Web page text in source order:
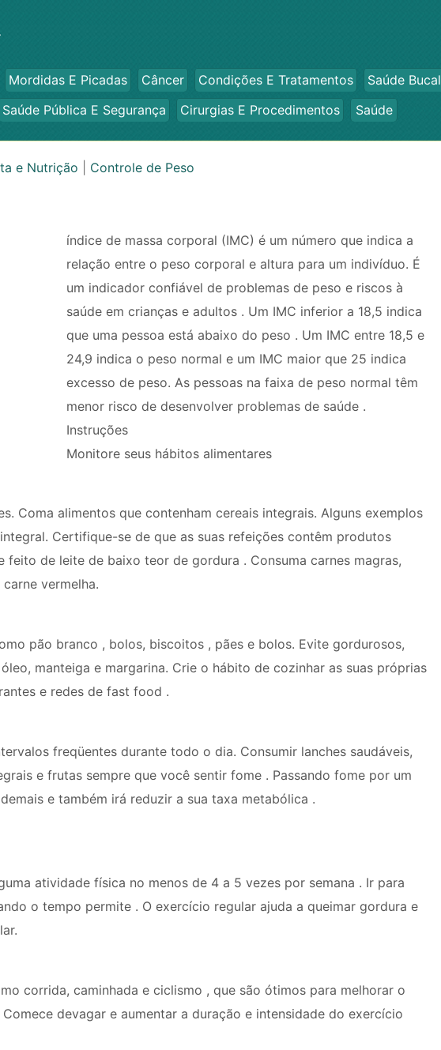
Mordidas E Picadas Câncer Condições E Tratamentos Saúde Bucal
Saúde Pública E Segurança Cirurgias E Procedimentos Saúde
e Nutrição Controle de Peso
índice de massa corporal (IMC) é um número que indica a
relação entre o peso corporal e altura para um indivíduo. É
um indicador confiável de problemas de peso e riscos à
saúde em crianças e adultos . Um IMC inferior a 18,5 indica
que uma pessoa está abaixo do peso . Um IMC entre 18,5 e
24,9 indica o peso normal e um IMC maior que 25 indica
excesso de peso. As pessoas na faixa de peso normal têm
menor risco de desenvolver problemas de saúde .
Instruções
Monitore seus hábitos alimentares
Coma alimentos que contenham cereais integrais. Alguns exemplos
Certifique-se de que as suas refeições contêm produtos
de leite de baixo teor de gordura . Consuma carnes magras,
vermelha.
pão branco , bolos, biscoitos , pães e bolos. Evite gordurosos,
manteiga e margarina. Crie o hábito de cozinhar as suas próprias
e redes de fast food .
freqüentes durante todo o dia. Consumir lanches saudáveis,
e frutas sempre que você sentir fome . Passando fome por um
e também irá reduzir a sua taxa metabólica .
atividade física no menos de 4 a 5 vezes por semana . Ir para
o tempo permite . O exercício regular ajuda a queimar gordura e
corrida, caminhada e ciclismo , que são ótimos para melhorar o
devagar e aumentar a duração e intensidade do exercício